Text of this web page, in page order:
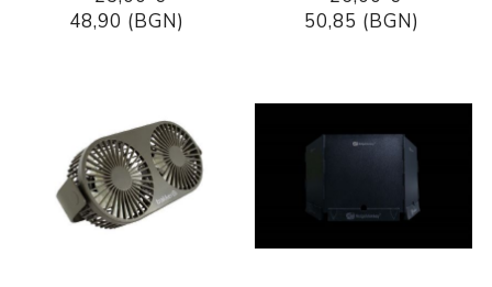
48,90 (BGN)
50,85 (BGN)